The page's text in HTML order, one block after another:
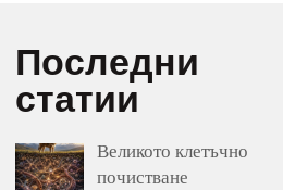
Последни
статии
Великото клетъчно
почистване